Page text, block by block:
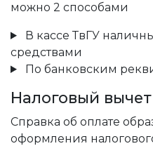
можно 2 способами
В кассе ТвГУ
средствами
По банковским
Налоговый вычет
Справка об оплате
оформления